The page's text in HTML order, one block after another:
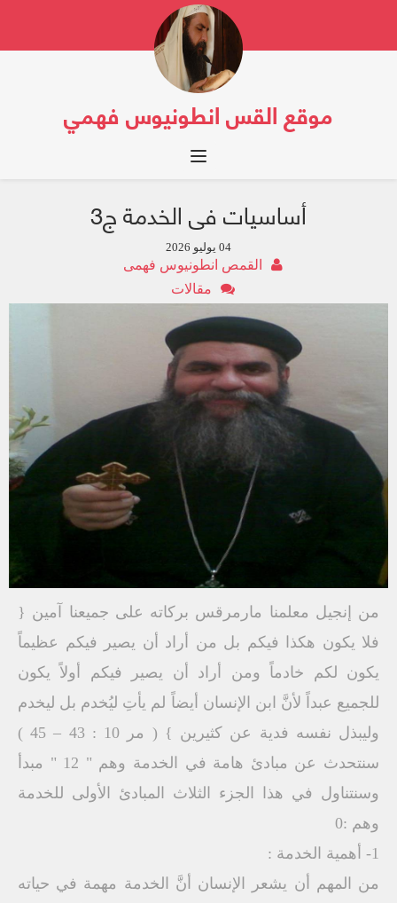
موقع القس انطونيوس فهمي
Toggle navigation
أساسيات فى الخدمة ج3
04 يوليو 2026
القمص انطونيوس فهمى
مقالات
من إنجيل معلمنا مارمرقس بركاته على جميعنا آمين {
فلا يكون هكذا فيكم بل من أراد أن يصير فيكم عظيماً
يكون لكم خادماً ومن أراد أن يصير فيكم أولاً يكون
للجميع عبداً لأنَّ ابن الإنسان أيضاً لم يأتِ ليُخدم بل ليخدم
وليبذل نفسه فدية عن كثيرين } ( مر 10 : 43 – 45 )
سنتحدث عن مبادئ هامة في الخدمة وهم " 12 " مبدأ
وسنتناول في هذا الجزء الثلاث المبادئ الأولى للخدمة
وهم :0
1- أهمية الخدمة :
من المهم أن يشعر الإنسان أنَّ الخدمة مهمة في حياته